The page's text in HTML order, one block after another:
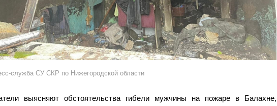
служба СУ СКР по Нижегородской области
выясняют обстоятельства гибели мужчины на пожаре в Балахне,